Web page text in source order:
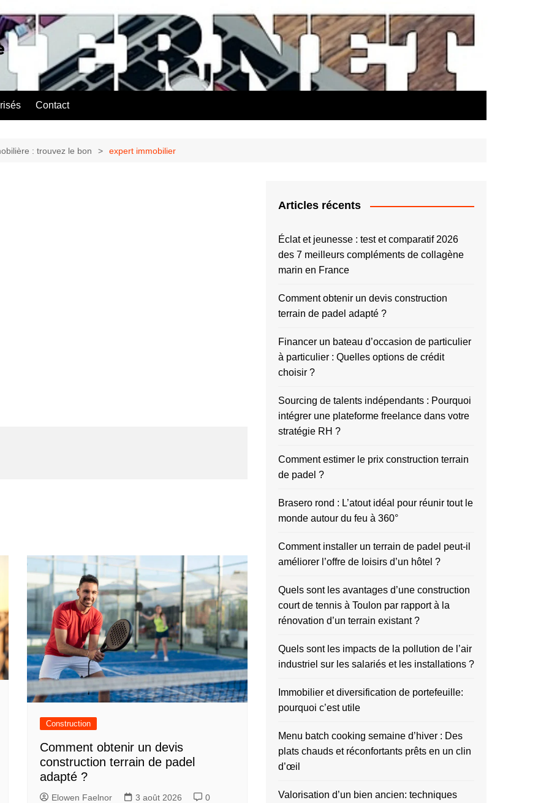
Contact
: trouvez le bon expert immobilier
Construction
Comment obtenir un devis
construction terrain de padel
adapté ?
Elowen Faelnor 3 août 2026 0
Articles récents
Éclat et jeunesse : test et comparatif 2026
des 7 meilleurs compléments de collagène
marin en France
Comment obtenir un devis construction
terrain de padel adapté ?
Financer un bateau d’occasion de particulier
à particulier : Quelles options de crédit
choisir ?
Sourcing de talents indépendants : Pourquoi
intégrer une plateforme freelance dans votre
stratégie RH ?
Comment estimer le prix construction terrain
de padel ?
Brasero rond : L’atout idéal pour réunir tout le
monde autour du feu à 360°
Comment installer un terrain de padel peut-il
améliorer l’offre de loisirs d’un hôtel ?
Quels sont les avantages d’une construction
court de tennis à Toulon par rapport à la
rénovation d’un terrain existant ?
Quels sont les impacts de la pollution de l’air
industriel sur les salariés et les installations ?
Immobilier et diversification de portefeuille:
pourquoi c’est utile
Menu batch cooking semaine d’hiver : Des
plats chauds et réconfortants prêts en un clin
d’œil
Valorisation d’un bien ancien: techniques